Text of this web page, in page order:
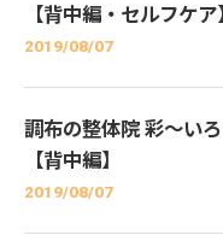
【背中編・セルフケア
2019/08/07
調布の整体院 彩～い
【背中編】
2019/08/07